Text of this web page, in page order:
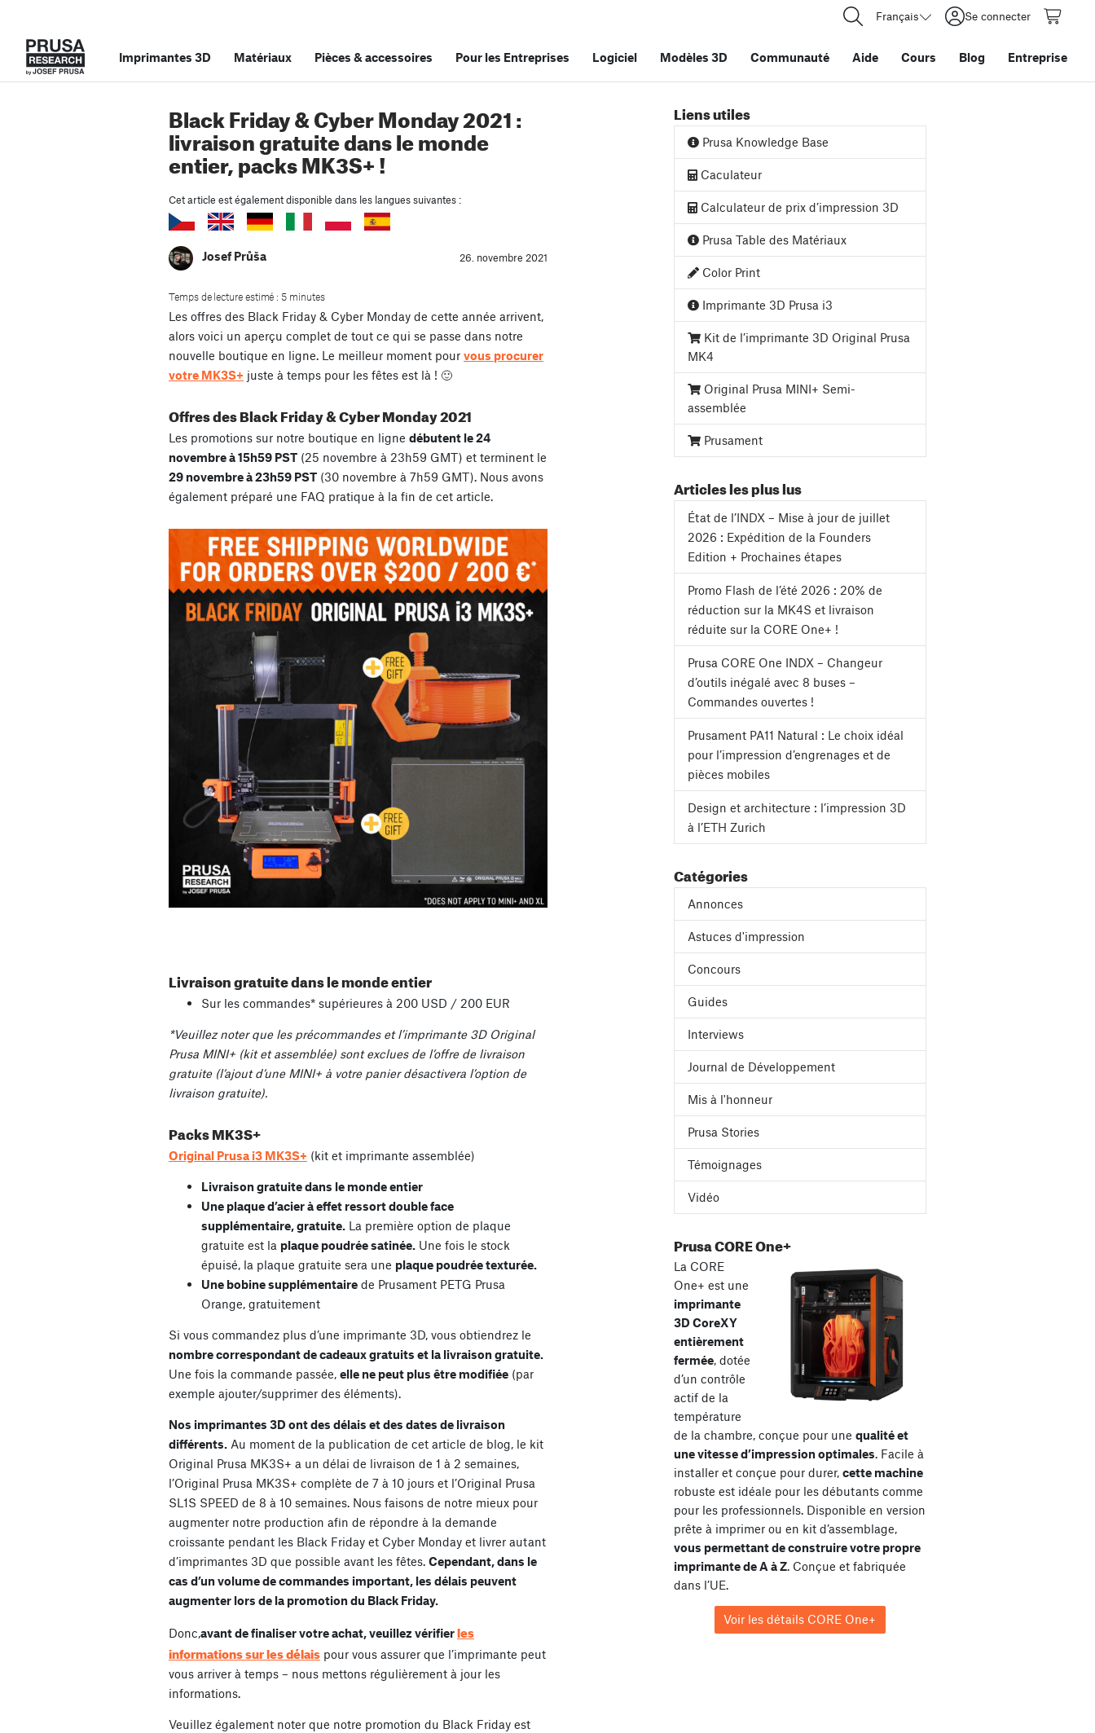
Français Se connecter
Imprimantes 3D Matériaux Pièces &accessoires Pour les Entreprises Logiciel Modèles 3D Communauté Aide Cours Blog Entreprise
Black Friday & Cyber Monday 2021 :
livraison gratuite dans le monde
entier, packs MK3S+ !
Cet article est également disponible dans les langues suivantes :
Josef Průša 26. novembre 2021
Temps de lecture estimé : 5 minutes
Les offres des Black Friday & Cyber Monday de cette année arrivent,
alors voici un aperçu complet de tout ce qui se passe dans notre
nouvelle boutique en ligne. Le meilleur moment pour vous procurer
votre MK3S+ juste à temps pour les fêtes est là ! 🙂
Offres des Black Friday & Cyber Monday 2021
Les promotions sur notre boutique en ligne débutent le 24
novembre à 15h59 PST (25 novembre à 23h59 GMT) et terminent le
29 novembre à 23h59 PST (30 novembre à 7h59 GMT). Nous avons
également préparé une FAQ pratique à la fin de cet article.
Livraison gratuite dans le monde entier
Sur les commandes* supérieures à 200 USD / 200 EUR
*Veuillez noter que les précommandes et l’imprimante 3D Original
Prusa MINI+ (kit et assemblée) sont exclues de l’offre de livraison
gratuite (l’ajout d’une MINI+ à votre panier désactivera l’option de
livraison gratuite).
Packs MK3S+
Original Prusa i3 MK3S+ (kit et imprimante assemblée)
Livraison gratuite dans le monde entier
Une plaque d’acier à effet ressort double face
supplémentaire, gratuite. La première option de plaque
gratuite est la plaque poudrée satinée. Une fois le stock
épuisé, la plaque gratuite sera une plaque poudrée texturée.
Une bobine supplémentaire de Prusament PETG Prusa
Orange, gratuitement
Si vous commandez plus d’une imprimante 3D, vous obtiendrez le
nombre correspondant de cadeaux gratuits et la livraison gratuite.
Une fois la commande passée, elle ne peut plus être modifiée (par
exemple ajouter/supprimer des éléments).
Nos imprimantes 3D ont des délais et des dates de livraison
différents. Au moment de la publication de cet article de blog, le kit
Original Prusa MK3S+ a un délai de livraison de 1 à 2 semaines,
l’Original Prusa MK3S+ complète de 7 à 10 jours et l’Original Prusa
SL1S SPEED de 8 à 10 semaines. Nous faisons de notre mieux pour
augmenter notre production afin de répondre à la demande
croissante pendant les Black Friday et Cyber Monday et livrer autant
d’imprimantes 3D que possible avant les fêtes. Cependant, dans le
cas d’un volume de commandes important, les délais peuvent
augmenter lors de la promotion du Black Friday.
Donc,avant de finaliser votre achat, veuillez vérifierles
informations sur les délais pour vous assurer que l’imprimante peut
vous arriver à temps – nous mettons régulièrement à jour les
informations.
Veuillez également noter que notre promotion du Black Friday est
Liens utiles
Prusa Knowledge Base
Caculateur
Calculateur de prix d’impression 3D
Prusa Table des Matériaux
Color Print
Imprimante 3D Prusa i3
Kit de l’imprimante 3D Original Prusa
MK4
Original Prusa MINI+ Semi-
assemblée
Prusament
Articles les plus lus
État de l’INDX – Mise à jour de juillet
2026 : Expédition de la Founders
Edition + Prochaines étapes
Promo Flash de l’été 2026 : 20% de
réduction sur la MK4S et livraison
réduite sur la CORE One+ !
Prusa CORE One INDX – Changeur
d’outils inégalé avec 8 buses –
Commandes ouvertes !
Prusament PA11 Natural : Le choix idéal
pour l’impression d’engrenages et de
pièces mobiles
Design et architecture : l’impression 3D
à l’ETH Zurich
Catégories
Annonces
Astuces d'impression
Concours
Guides
Interviews
Journal de Développement
Mis à l'honneur
Prusa Stories
Témoignages
Vidéo
Prusa CORE One+
La CORE
One+ est une
imprimante
3D CoreXY
entièrement
fermée, dotée
d’un contrôle
actif de la
température
de la chambre, conçue pour une qualité et
une vitesse d’impression optimales. Facile à
installer et conçue pour durer, cette machine
robuste est idéale pour les débutants comme
pour les professionnels. Disponible en version
prête à imprimer ou en kit d’assemblage,
vous permettant de construire votre propre
imprimante de A à Z. Conçue et fabriquée
dans l’UE.
Voir les détails CORE One+